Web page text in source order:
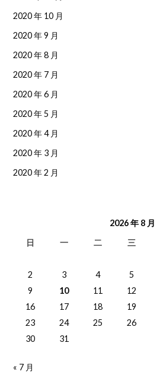
2020 年 10 月
2020 年 9 月
2020 年 8 月
2020 年 7 月
2020 年 6 月
2020 年 5 月
2020 年 4 月
2020 年 3 月
2020 年 2 月
2026 年 8 月
日 一 二 三
2
3 4 5
9
10 11 12
16
17 18 19
23
24 25 26
30
31
« 7 月